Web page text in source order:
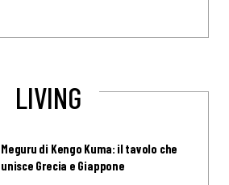
LIVING
Meguru di Kengo Kuma: il tavolo che
unisce Grecia e Giappone